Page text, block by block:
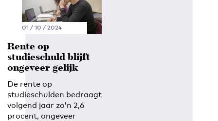
01 / 10 / 2024
Rente op
studieschuld blijft
ongeveer gelijk
De rente op
studieschulden bedraagt
volgend jaar zo’n 2,6
procent, ongeveer